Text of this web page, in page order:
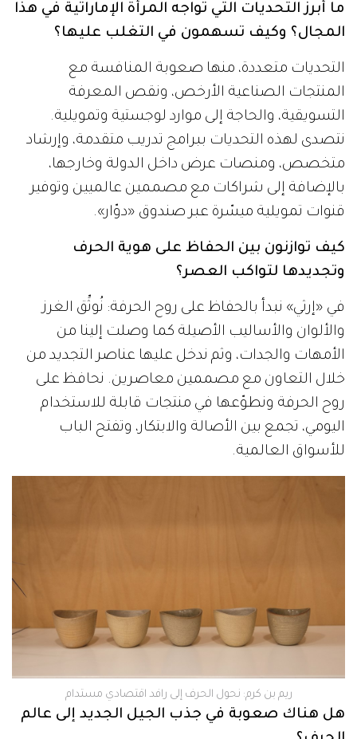
ما أبرز التحديات التي تواجه المرأة الإماراتية في هذا
المجال؟ وكيف تسهمون في التغلب عليها؟
التحديات متعددة، منها صعوبة المنافسة مع
المنتجات الصناعية الأرخص، ونقص المعرفة
التسويقية، والحاجة إلى موارد لوجستية وتمويلية.
نتصدى لهذه التحديات ببرامج تدريب متقدمة، وإرشاد
متخصص، ومنصات عرض داخل الدولة وخارجها،
بالإضافة إلى شراكات مع مصممين عالميين وتوفير
قنوات تمويلية ميسّرة عبر صندوق «دوّار».
كيف توازنون بين الحفاظ على هوية الحرف
وتجديدها لتواكب العصر؟
في «إرثي» نبدأ بالحفاظ على روح الحرفة: نُوثِّق الغرز
والألوان والأساليب الأصيلة كما وصلت إلينا من
الأمهات والجدات، وثم ندخل عليها عناصر التجديد من
خلال التعاون مع مصممين معاصرين. نحافظ على
روح الحرفة ونطوّعها في منتجات قابلة للاستخدام
اليومي، تجمع بين الأصالة والابتكار، وتفتح الباب
للأسواق العالمية.
ريم بن كرم: نحول الحرف إلى رافد اقتصادي مستدام
هل هناك صعوبة في جذب الجيل الجديد إلى عالم